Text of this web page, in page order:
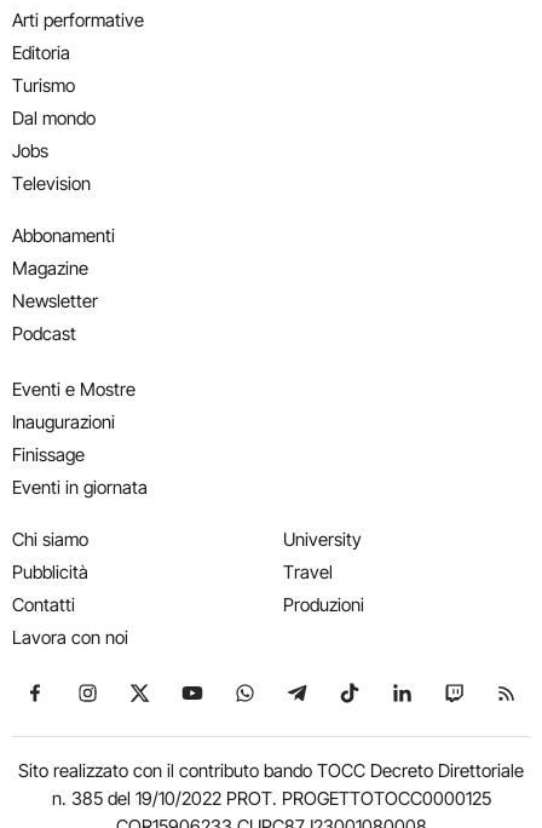
Arti performative
Editoria
Turismo
Dal mondo
Jobs
Television
Abbonamenti
Magazine
Newsletter
Podcast
Eventi e Mostre
Inaugurazioni
Finissage
Eventi in giornata
Chi siamo
Pubblicità
Contatti
Lavora con noi
University
Travel
Produzioni
Seguici su Facebook
Seguici su Instagram
Seguici su X
Seguici su YouTube
Seguici su WhatsApp
Seguici su Telegram
Seguici su TikTok
Seguici su
Seguici
Sito realizzato con il contributo bando TOCC Decreto Direttoriale
n. 385 del 19/10/2022 PROT. PROGETTOTOCC0000125